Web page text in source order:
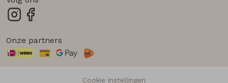
Onze partners
Cookie instellingen